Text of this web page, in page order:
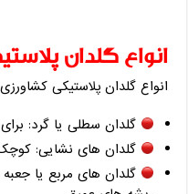
انواع گلدان
انواع گلدان پلاستیکی
گلدان سطلی یا گرد:
گلدان های نشایی:
گلدان های مربع یا